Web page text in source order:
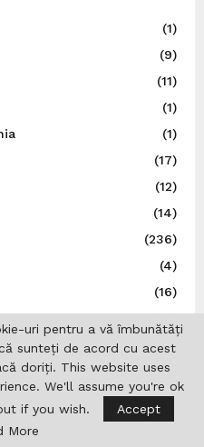
(1)
(9)
(11)
(1)
(1)
(17)
(12)
(14)
(236)
(4)
(16)
(19)
(20)
(3)
(434)
(2)
uri pentru a vă îmbunătăți
sunteți de acord cu acest
doriți. This website uses
We'll assume you're ok
if you wish.
Accept
More